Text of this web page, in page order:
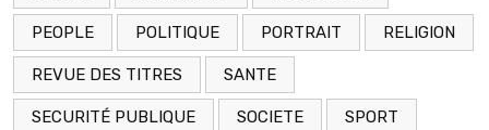
PEOPLE POLITIQUE PORTRAIT RELIGION
REVUE DES TITRES SANTE
SECURITÉ PUBLIQUE SOCIETE SPORT